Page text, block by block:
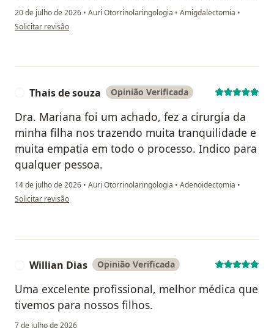
20 de julho de 2026 • Auri Otorrinolaringologia • Amigdalectomia •
na opinião do utilizador Rosalina
Solicitar revisão
Thais de souza Opinião Verificada
Dra. Mariana foi um achado, fez a cirurgia da
minha filha nos trazendo muita tranquilidade e
muita empatia em todo o processo. Indico para
qualquer pessoa.
14 de julho de 2026 • Auri Otorrinolaringologia • Adenoidectomia •
na opinião do utilizador Thais de souza
Solicitar revisão
Willian Dias Opinião Verificada
Uma excelente profissional, melhor médica que
tivemos para nossos filhos.
7 de julho de 2026